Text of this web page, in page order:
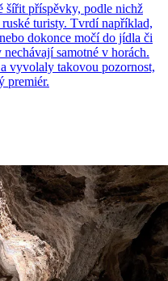
šířit příspěvky, podle nichž
turisty. Tvrdí například,
dokonce močí do jídla či
samotné v horách.
vyvolaly takovou pozornost,
premiér.